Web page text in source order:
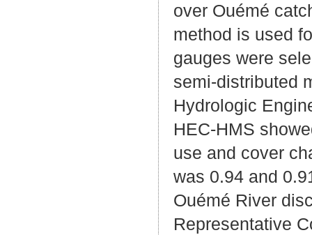
over Ouémé
method is used
gauges were
semi-distributed
Hydrologic
HEC-HMS
use and cover
was 0.94 and
Ouémé River
Representative